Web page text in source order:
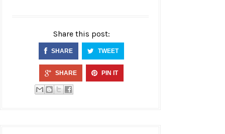
Share this post:
SHARE TWEET
SHARE PIN IT